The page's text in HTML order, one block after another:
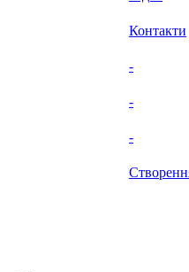
Контакти
-
-
-